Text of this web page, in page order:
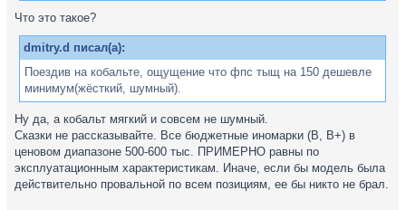
Что это такое?
dmitry.d писал(а):
Поездив на кобальте, ощущение что фпс тыщ на 150 дешевле
минимум(жёсткий, шумный).
Ну да, а кобальт мягкий и совсем не шумный.
Сказки не рассказывайте. Все бюджетные иномарки (B, B+) в
ценовом диапазоне 500-600 тыс. ПРИМЕРНО равны по
эксплуатационным характеристикам. Иначе, если бы модель была
действительно провальной по всем позициям, ее бы никто не брал.